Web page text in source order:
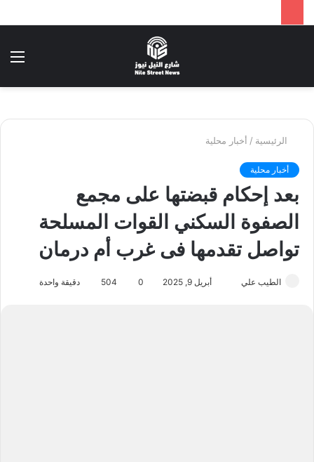
الرئيسية / أخبار محلية
أخبار محلية
بعد إحكام قبضتها على مجمع
الصفوة السكني القوات المسلحة
تواصل تقدمها فى غرب أم درمان
الطيب علي أبريل 9, 2025 0
504 دقيقة واحدة